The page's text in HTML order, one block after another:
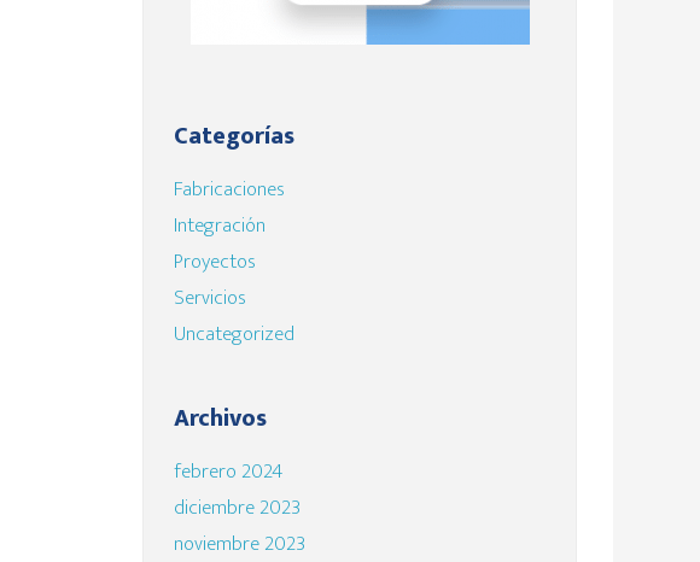
Categorías
Fabricaciones
Integración
Proyectos
Servicios
Uncategorized
Archivos
febrero 2024
diciembre 2023
noviembre 2023